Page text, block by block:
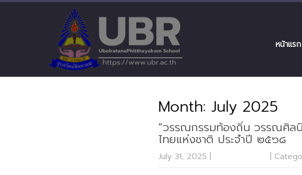
หน้าแรก
Month: July 2025
“วรรณกรรมท้องถิ่น วรรณศิลป์
ไทยแห่งชาติ ประจำปี ๒๕๖๘
July 31, 2025 | |